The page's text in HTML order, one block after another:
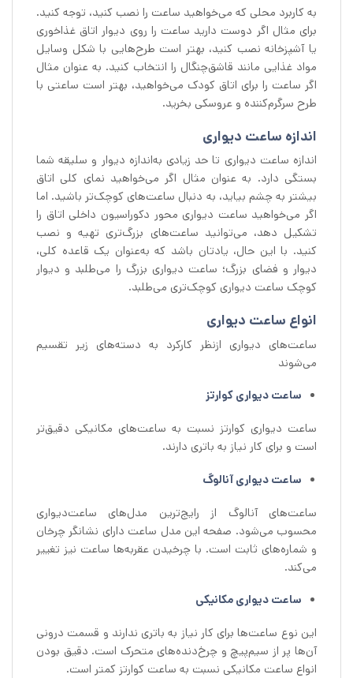
به کاربرد محلی که می‌خواهید ساعت را نصب کنید، توجه کنید.
برای مثال اگر دوست دارید ساعت را روی دیوار اتاق غذاخوری
یا آشپزخانه نصب کنید، بهتر است طرح‌هایی با شکل وسایل
مواد غذایی مانند قاشق‌چنگال را انتخاب کنید. به عنوان مثال
اگر ساعت را برای اتاق کودک می‌خواهید، بهتر است ساعتی با
طرح سرگرم‌کننده و عروسکی بخرید.
اندازه ساعت دیواری
اندازه ساعت دیواری تا حد زیادی به‌اندازه دیوار و سلیقه شما
بستگی دارد. به عنوان مثال اگر می‌خواهید نمای کلی اتاق
بیشتر به چشم بیاید، به دنبال ساعت‌های کوچک‌تر باشید. اما
اگر می‌خواهید ساعت دیواری محور دکوراسیون داخلی اتاق را
تشکیل دهد، می‌توانید ساعت‌های بزرگ‌تری تهیه و نصب
کنید. با این حال، یادتان باشد که به‌عنوان یک قاعده کلی،
دیوار و فضای بزرگ؛ ساعت دیواری بزرگ را می‌طلبد و دیوار
کوچک ساعت دیواری کوچک‌تری می‌طلبد.
انواع ساعت دیواری
ساعت‌های دیواری ازنظر کارکرد به دسته‌های زیر تقسیم
می‌شوند
ساعت دیواری کوارتز
ساعت دیواری کوارتز نسبت به ساعت‌های مکانیکی دقیق‌تر
است و برای کار نیاز به باتری دارند.
ساعت دیواری آنالوگ
ساعت‌های آنالوگ از رایج‌ترین مدل‌های ساعت‌دیواری
محسوب می‌شود. صفحه این مدل ساعت دارای نشانگر چرخان
و شماره‌های ثابت است. با چرخیدن عقربه‌ها ساعت نیز تغییر
می‌کند.
ساعت دیواری مکانیکی
این نوع ساعت‌ها برای کار نیاز به باتری ندارند و قسمت درونی
آن‌ها پر از سیم‌پیچ و چرخ‌دنده‌های متحرک است. دقیق بودن
انواع ساعت مکانیکی نسبت به ساعت کوارتز کمتر است.